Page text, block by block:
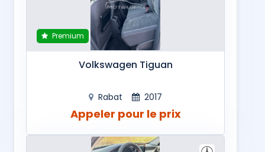
Premium
Volkswagen Tiguan
Rabat 2017
Appeler pour le prix